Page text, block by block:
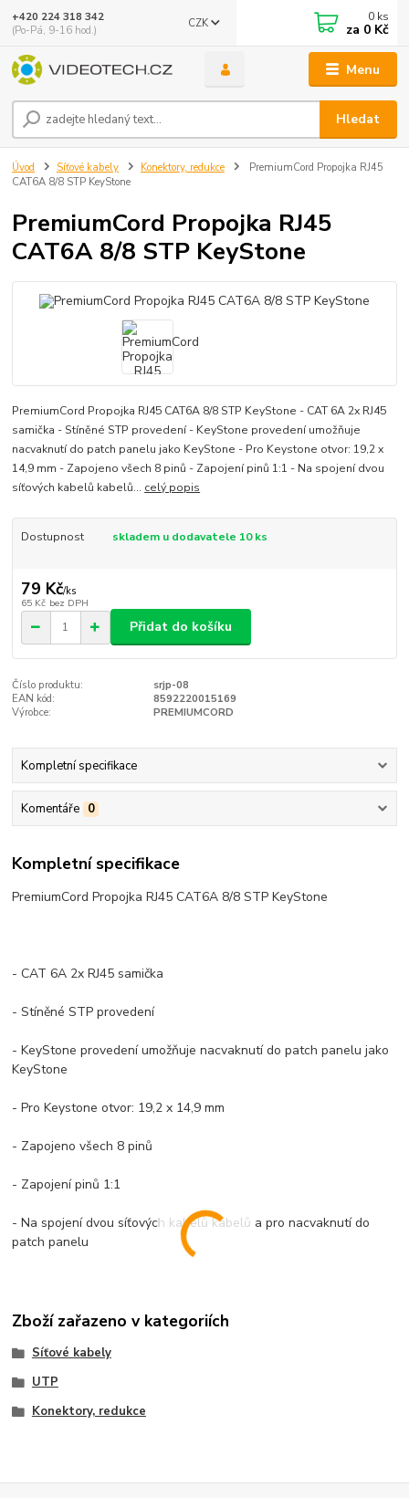
Menu
CZK
Hledat
+420 224 318 342
(Po-Pá, 9-16 hod.)
0 ks
za 0 Kč
Úvod Síťové kabely Konektory, redukce
PremiumCord Propojka RJ45
CAT6A 8/8 STP KeyStone
PremiumCord Propojka RJ45
CAT6A 8/8 STP KeyStone
PremiumCord Propojka RJ45 CAT6A 8/8 STP KeyStone - CAT 6A 2x RJ45
samička - Stíněné STP provedení - KeyStone provedení umožňuje
nacvaknutí do patch panelu jako KeyStone - Pro Keystone otvor: 19,2 x
14,9 mm - Zapojeno všech 8 pinů - Zapojení pinů 1:1 - Na spojení dvou
síťových kabelů kabelů... celý popis
Dostupnost skladem u dodavatele 10 ks
79 Kč/ks
65 Kč bez DPH
Přidat do košíku
Číslo produktu:
srjp-08
EAN kód:
8592220015169
Výrobce:
PREMIUMCORD
Kompletní specifikace
Komentáře 0
Kompletní specifikace
PremiumCord Propojka RJ45 CAT6A 8/8 STP KeyStone
- CAT 6A 2x RJ45 samička
- Stíněné STP provedení
- KeyStone provedení umožňuje nacvaknutí do patch panelu jako
KeyStone
- Pro Keystone otvor: 19,2 x 14,9 mm
- Zapojeno všech 8 pinů
- Zapojení pinů 1:1
- Na spojení dvou síťových kabelů kabelů a pro nacvaknutí do
patch panelu
Zboží zařazeno v kategoriích
Síťové kabely
UTP
Konektory, redukce